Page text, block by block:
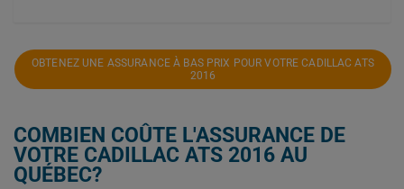
OBTENEZ UNE ASSURANCE À BAS PRIX POUR VOTRE CADILLAC ATS
2016
COMBIEN COÛTE L'ASSURANCE DE
VOTRE CADILLAC ATS 2016 AU
QUÉBEC?